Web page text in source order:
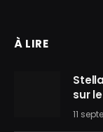
À LIRE
sur
11